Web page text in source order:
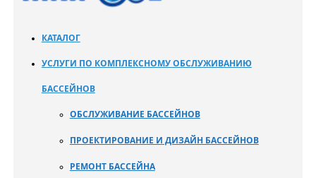
КАТАЛОГ
УСЛУГИ ПО КОМПЛЕКСНОМУ ОБСЛУЖИВАНИЮ
БАССЕЙНОВ
ОБСЛУЖИВАНИЕ БАССЕЙНОВ
ПРОЕКТИРОВАНИЕ И ДИЗАЙН БАССЕЙНОВ
РЕМОНТ БАССЕЙНА